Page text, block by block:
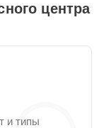
центра
и типы